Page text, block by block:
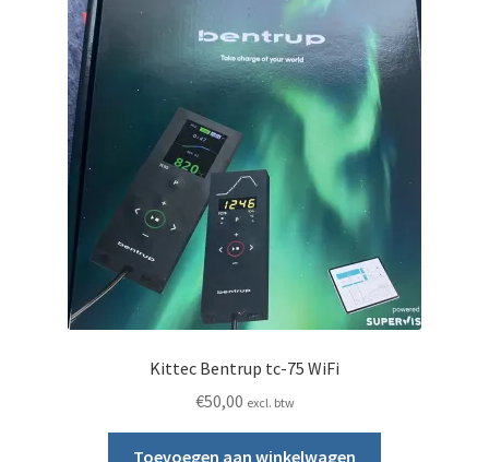
NIEUW NABERTHERM OVEN in het assortiment
Oven onderdelen
Stapelmateriaal
Informatie
Contact
Kittec Bentrup tc-75 WiFi
€50,00 excl. btw
Toevoegen aan winkelwagen